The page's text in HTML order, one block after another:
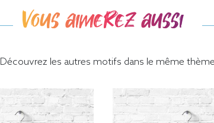
Vous aimerez aussi
Découvrez les autres motifs dans le même thème